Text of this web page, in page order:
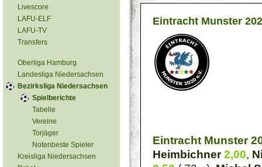
Livescore
LAFU-ELF
LAFU-TV
Transfers
Oberliga Hamburg
Landesliga Niedersachsen
Bezirksliga Niedersachsen
Spielberichte
Tabelle
Vereine
Torjäger
Notenbeste Spieler
Kreisliga Niedersachsen
Eintracht Munster
Eintracht Munster
Heimbichner 2,00,